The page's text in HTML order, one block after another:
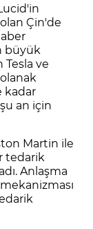
Çin'de
büyük
ve
kadar
an için
Martin ile
tedarik
Anlaşma